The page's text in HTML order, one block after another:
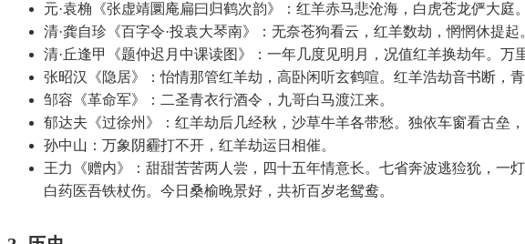
元·袁桷《张虚靖圜庵扁曰归鹤次韵》：红羊赤马悲沧海，白虎苍龙俨大庭。
清·龚自珍《百字令·投袁大琴南》：无奈苍狗看云，红羊数劫，惘惘休提起
清·丘逢甲《题仲迟月中课读图》：一年几度见明月，况值红羊换劫年。万
张昭汉《隐居》：怡情那管红羊劫，高卧闲听玄鹤喧。红羊浩劫音书断，青
邹容《革命军》：二圣青衣行酒令，九哥白马渡江来。
郁达夫《过徐州》：红羊劫后几经秋，沙草牛羊各带愁。独依车窗看古垒，
孙中山：万象阴霾打不开，红羊劫运日相催。
王力《赠内》：甜甜苦苦两人尝，四十五年情意长。七省奔波逃猃狁，一
白药医吾铁杖伤。今日桑榆晚景好，共祈百岁老鸳鸯。